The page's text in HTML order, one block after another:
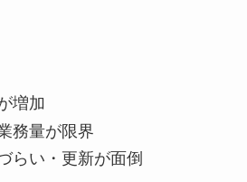
増加
務量が限界
らい・更新が面倒